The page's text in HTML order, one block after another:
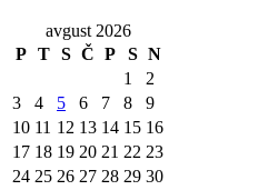
avgust 2026
P T S Č P S N
1
2
3
4 5 6 7 8
9
10 11 12 13 14 15 16
17 18 19 20 21 22 23
24 25 26 27 28 29 30